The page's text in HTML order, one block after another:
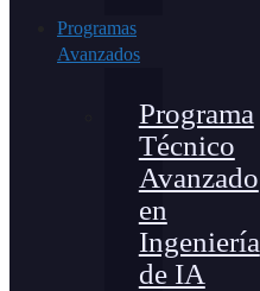
Programas
Avanzados
Programa
Técnico
Avanzado
en
Ingeniería
de IA